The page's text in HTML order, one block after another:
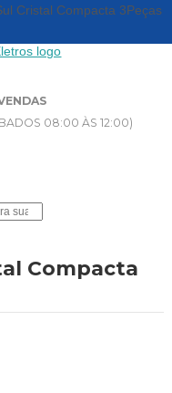
08:00 ÀS 12:00)
Cristal Compacta 3Peças
Compacta